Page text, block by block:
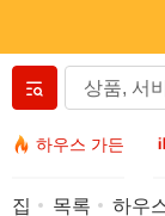
하우스 가든
Вернуться
집 목록 하우